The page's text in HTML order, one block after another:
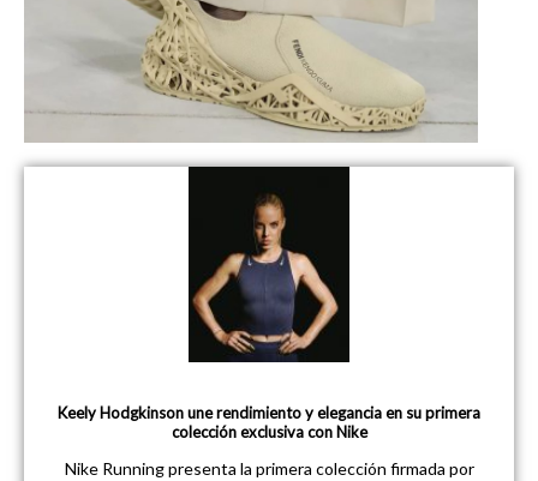
Keely Hodgkinson une rendimiento y elegancia en su primera
colección exclusiva con Nike
Nike Running presenta la primera colección firmada por